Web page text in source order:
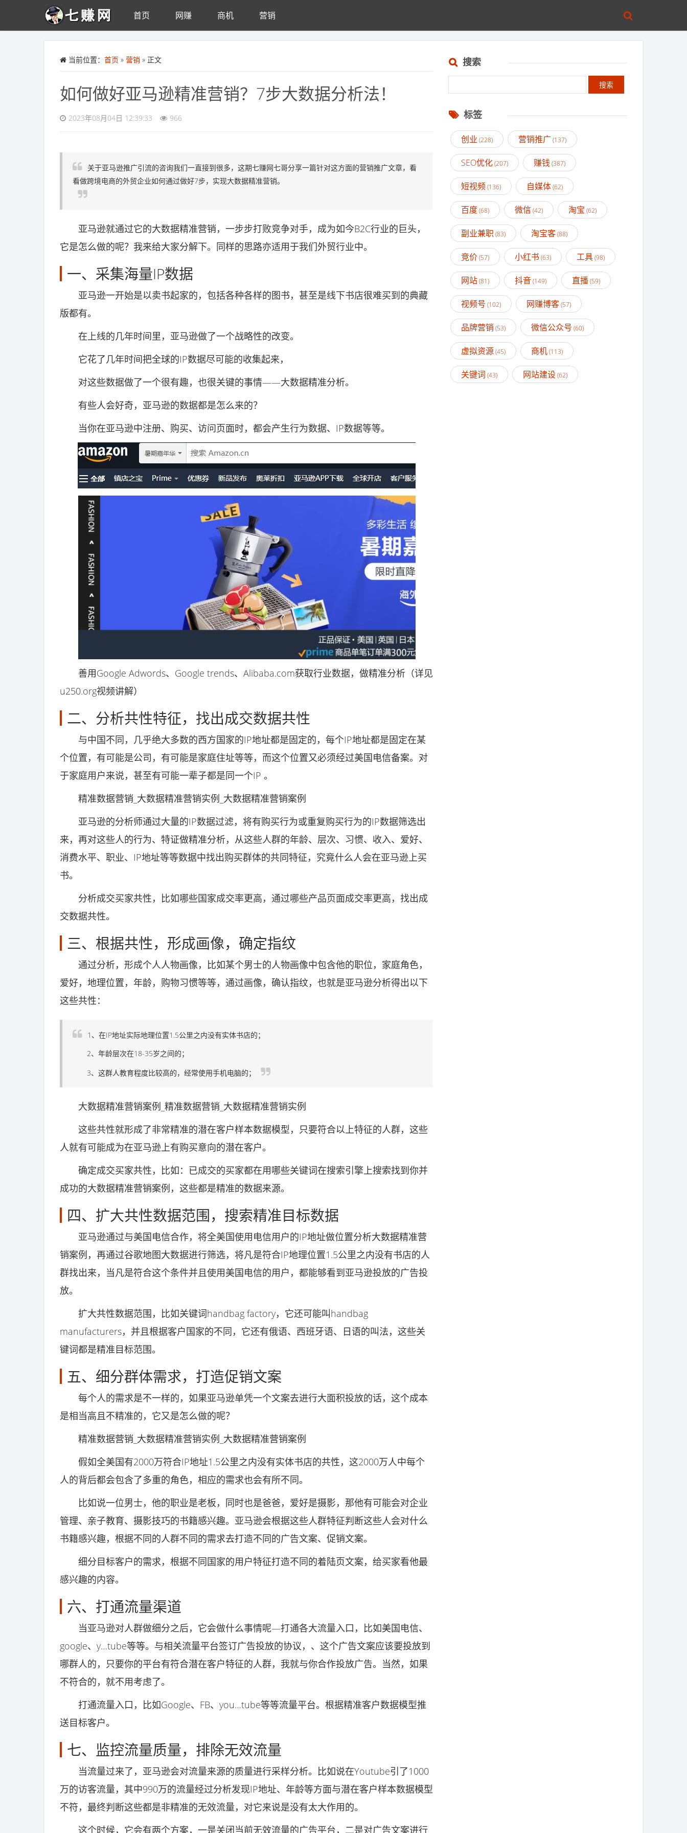
首页 网赚 商机 营销
当前位置： 首页 » 营销 » 正文
如何做好亚马逊精准营销？7步大数据分析法！
2023年08月04日 12:39:33 966
关于亚马逊推广引流的咨询我们一直接到很多，这期七赚网七哥分享一篇针对这方面的营销推广文章，看
看做跨境电商的外贸企业如何通过做好7步，实现大数据精准营销。
亚马逊就通过它的大数据精准营销，一步步打败竞争对手，成为如今B2C行业的巨头，
它是怎么做的呢？我来给大家分解下。同样的思路亦适用于我们外贸行业中。
一、采集海量IP数据
亚马逊一开始是以卖书起家的，包括各种各样的图书，甚至是线下书店很难买到的典藏
版都有。
在上线的几年时间里，亚马逊做了一个战略性的改变。
它花了几年时间把全球的IP数据尽可能的收集起来，
对这些数据做了一个很有趣，也很关键的事情——大数据精准分析。
有些人会好奇，亚马逊的数据都是怎么来的？
当你在亚马逊中注册、购买、访问页面时，都会产生行为数据、IP数据等等。
善用Google Adwords、Google trends、Alibaba.com获取行业数据，做精准分析（详见
u250.org视频讲解）
二、分析共性特征，找出成交数据共性
与中国不同，几乎绝大多数的西方国家的IP地址都是固定的，每个IP地址都是固定在某
个位置，有可能是公司，有可能是家庭住址等等，而这个位置又必须经过美国电信备案。对
于家庭用户来说，甚至有可能一辈子都是同一个IP 。
精准数据营销_大数据精准营销实例_大数据精准营销案例
亚马逊的分析师通过大量的IP数据过滤，将有购买行为或重复购买行为的IP数据筛选出
来，再对这些人的行为、特证做精准分析，从这些人群的年龄、层次、习惯、收入、爱好、
消费水平、职业、IP地址等等数据中找出购买群体的共同特征，究竟什么人会在亚马逊上买
书。
分析成交买家共性，比如哪些国家成交率更高，通过哪些产品页面成交率更高，找出成
交数据共性。
三、根据共性，形成画像，确定指纹
通过分析，形成个人人物画像，比如某个男士的人物画像中包含他的职位，家庭角色，
爱好，地理位置，年龄，购物习惯等等，通过画像，确认指纹，也就是亚马逊分析得出以下
这些共性：
1、在IP地址实际地理位置1.5公里之内没有实体书店的；
2、年龄层次在18-35岁之间的；
3、这群人教育程度比较高的，经常使用手机电脑的；
大数据精准营销案例_精准数据营销_大数据精准营销实例
这些共性就形成了非常精准的潜在客户样本数据模型，只要符合以上特征的人群，这些
人就有可能成为在亚马逊上有购买意向的潜在客户。
确定成交买家共性，比如：已成交的买家都在用哪些关键词在搜索引擎上搜索找到你并
成功的大数据精准营销案例，这些都是精准的数据来源。
四、扩大共性数据范围，搜索精准目标数据
亚马逊通过与美国电信合作，将全美国使用电信用户的IP地址做位置分析大数据精准营
销案例，再通过谷歌地图大数据进行筛选，将凡是符合IP地理位置1.5公里之内没有书店的人
群找出来，当凡是符合这个条件并且使用美国电信的用户，都能够看到亚马逊投放的广告投
放。
扩大共性数据范围，比如关键词handbag factory，它还可能叫handbag
manufacturers，并且根据客户国家的不同，它还有俄语、西班牙语、日语的叫法，这些关
键词都是精准目标范围。
五、细分群体需求，打造促销文案
每个人的需求是不一样的，如果亚马逊单凭一个文案去进行大面积投放的话，这个成本
是相当高且不精准的，它又是怎么做的呢？
精准数据营销_大数据精准营销实例_大数据精准营销案例
假如全美国有2000万符合IP地址1.5公里之内没有实体书店的共性，这2000万人中每个
人的背后都会包含了多重的角色，相应的需求也会有所不同。
比如说一位男士，他的职业是老板，同时也是爸爸，爱好是摄影，那他有可能会对企业
管理、亲子教育、摄影技巧的书籍感兴趣。亚马逊会根据这些人群特征判断这些人会对什么
书籍感兴趣，根据不同的人群不同的需求去打造不同的广告文案、促销文案。
细分目标客户的需求，根据不同国家的用户特征打造不同的着陆页文案，给买家看他最
感兴趣的内容。
六、打通流量渠道
当亚马逊对人群做细分之后，它会做什么事情呢—打通各大流量入口，比如美国电信、
google、y…tube等等。与相关流量平台签订广告投放的协议，、这个广告文案应该要投放到
哪群人的，只要你的平台有符合潜在客户特征的人群，我就与你合作投放广告。当然，如果
不符合的，就不用考虑了。
打通流量入口，比如Google、FB、you…tube等等流量平台。根据精准客户数据模型推
送目标客户。
七、监控流量质量，排除无效流量
当流量过来了，亚马逊会对流量来源的质量进行采样分析。比如说在Youtube引了1000
万的访客流量，其中990万的流量经过分析发现IP地址、年龄等方面与潜在客户样本数据模型
不符，最终判断这些都是非精准的无效流量，对它来说是没有太大作用的。
这个时候，它会有两个方案，一是关闭当前无效流量的广告平台，二是对广告文案进行
搜索
标签
创业 (228) 营销推广 (137)
SEO优化(207) 赚钱(387)
短视频(136) 自媒体(62)
百度(68) 微信(42) 淘宝 (62)
副业兼职 (83) 淘宝客(88)
竞价(57) 小红书 (63) 工具(98)
网站(81) 抖音(149) 直播(59)
视频号 (102) 网赚博客(57)
品牌营销 (53) 微信公众号 (60)
虚拟资源(45) 商机(113)
关键词 (43) 网站建设(62)